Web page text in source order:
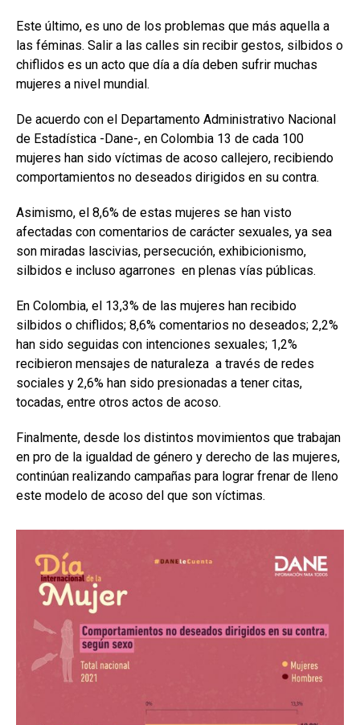
Este último, es uno de los problemas que más aquella a
las féminas. Salir a las calles sin recibir gestos, silbidos o
chiflidos es un acto que día a día deben sufrir muchas
mujeres a nivel mundial.
De acuerdo con el Departamento Administrativo Nacional
de Estadística -Dane-, en Colombia 13 de cada 100
mujeres han sido víctimas de acoso callejero, recibiendo
comportamientos no deseados dirigidos en su contra.
Asimismo, el 8,6% de estas mujeres se han visto
afectadas con comentarios de carácter sexuales, ya sea
son miradas lascivias, persecución, exhibicionismo,
silbidos e incluso agarrones en plenas vías públicas.
En Colombia, el 13,3% de las mujeres han recibido
silbidos o chiflidos; 8,6% comentarios no deseados; 2,2%
han sido seguidas con intenciones sexuales; 1,2%
recibieron mensajes de naturaleza a través de redes
sociales y 2,6% han sido presionadas a tener citas,
tocadas, entre otros actos de acoso.
Finalmente, desde los distintos movimientos que trabajan
en pro de la igualdad de género y derecho de las mujeres,
continúan realizando campañas para lograr frenar de lleno
este modelo de acoso del que son víctimas.